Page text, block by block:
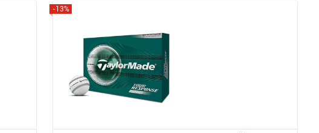
-13%
Anzeigen